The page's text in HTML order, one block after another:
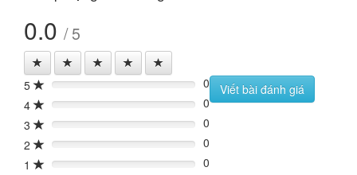
0.0 / 5
5 0%
0
4
0%
0
3
0%
0
2
0%
0
1
0% 0
Viết bài đánh giá